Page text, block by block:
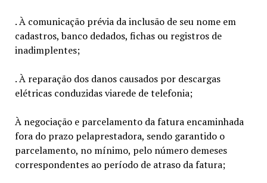
. À comunicação prévia da inclusão de seu nome em
cadastros, banco dedados, fichas ou registros de
inadimplentes;
. À reparação dos danos causados por descargas
elétricas conduzidas viarede de telefonia;
À negociação e parcelamento da fatura encaminhada
fora do prazo pelaprestadora, sendo garantido o
parcelamento, no mínimo, pelo número demeses
correspondentes ao período de atraso da fatura;